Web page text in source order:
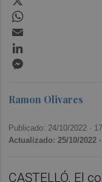
Ramon Olivares
Publicado: 24/10/2022 ·
Actualizado: 25/10/2022
CASTELLÓ. El